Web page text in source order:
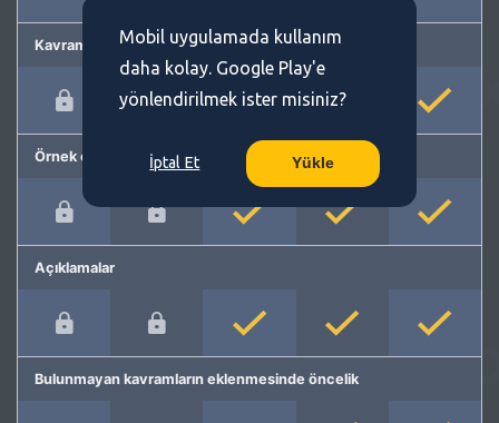
Kavram önerme
Örnek cümleler
Açıklamalar
Bulunmayan kavramların eklenmesinde öncelik
Mobil uygulamada kullanım
daha kolay. Google Play'e
yönlendirilmek ister misiniz?
İptal Et Yükle